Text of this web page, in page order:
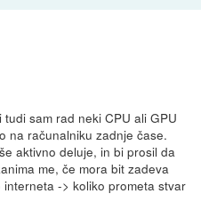
sam rad neki CPU ali GPU
na računalniku zadnje čase.
aktivno deluje, in bi prosil da
me, če mora bit zadeva
-> koliko prometa stvar